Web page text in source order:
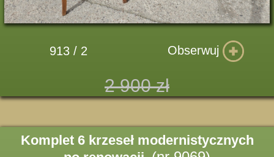
913 / 2 Obserwuj
2 900 zł
Komplet 6 krzeseł modernistycznych